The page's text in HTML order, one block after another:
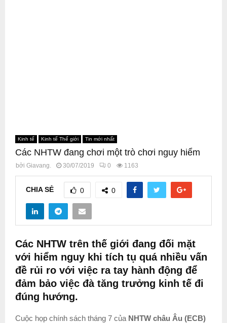
Kinh tế Kinh tế Thế giới Tin mới nhất
Các NHTW đang chơi một trò chơi nguy hiểm
bởi Giavang. 30/07/2019 0 1163
CHIA SẺ 0 0
Các NHTW trên thế giới đang đối mặt
với hiểm nguy khi tích tụ quá nhiều vấn
đề rủi ro với việc ra tay hành động để
đảm bảo việc đà tăng trưởng kinh tế đi
đúng hướng.
Cuộc họp chính sách tháng 7 của NHTW châu Âu (ECB)